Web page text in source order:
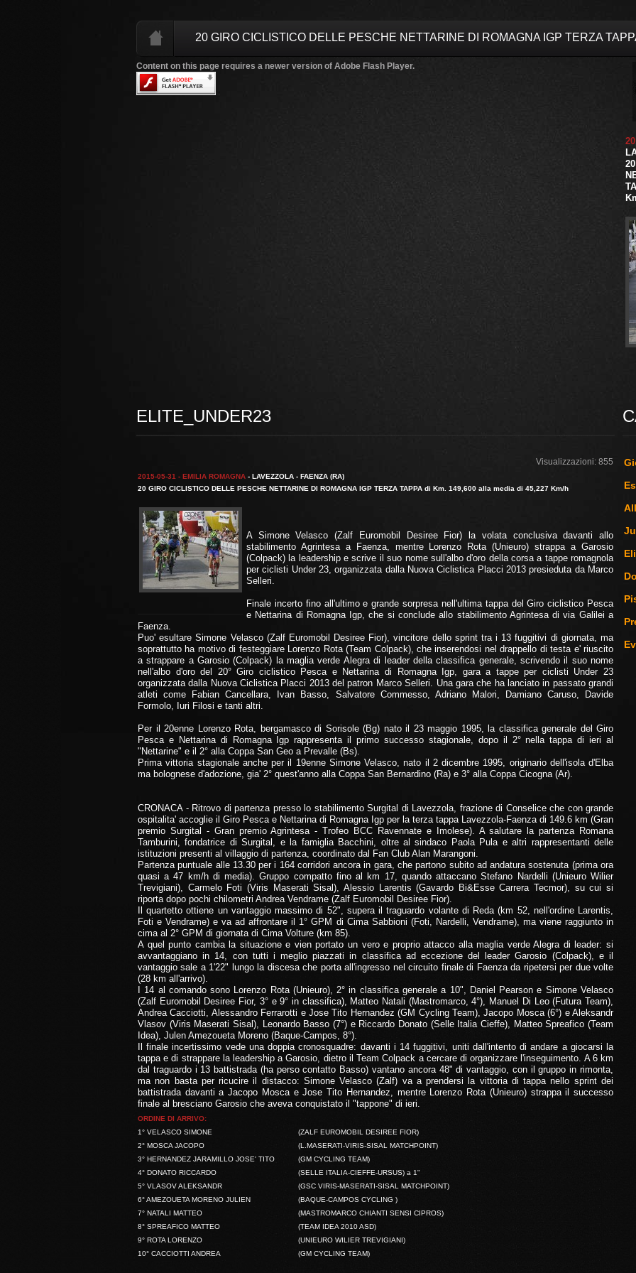
20 GIRO CICLISTICO DELLE PESCHE NETTARINE DI ROMAGNA IGP TERZA
Content on this page requires a newer version of Adobe Flash Player.
ELITE_UNDER23
Visualizzazioni: 855
2015-05-31 - EMILIA ROMAGNA - LAVEZZOLA - FAENZA (RA)
20 GIRO CICLISTICO DELLE PESCHE NETTARINE DI ROMAGNA IGP TERZA TAPPA di Km. 149,600 alla media di 45,227 Km/h
A Simone Velasco (Zalf Euromobil Desiree Fior) la volata conclusiva davanti allo
stabilimento Agrintesa a Faenza, mentre Lorenzo Rota (Unieuro) strappa a Garosio
(Colpack) la leadership e scrive il suo nome sull'albo d'oro della corsa a tappe romagnola
per ciclisti Under 23, organizzata dalla Nuova Ciclistica Placci 2013 presieduta da Marco
Selleri.
Finale incerto fino all'ultimo e grande sorpresa nell'ultima tappa del Giro ciclistico Pesca
e Nettarina di Romagna Igp, che si conclude allo stabilimento Agrintesa di via Galilei a
Faenza.
Puo' esultare Simone Velasco (Zalf Euromobil Desiree Fior), vincitore dello sprint tra i 13 fuggitivi di giornata, ma
soprattutto ha motivo di festeggiare Lorenzo Rota (Team Colpack), che inserendosi nel drappello di testa e' riuscito
a strappare a Garosio (Colpack) la maglia verde Alegra di leader della classifica generale, scrivendo il suo nome
nell'albo d'oro del 20° Giro ciclistico Pesca e Nettarina di Romagna Igp, gara a tappe per ciclisti Under 23
organizzata dalla Nuova Ciclistica Placci 2013 del patron Marco Selleri. Una gara che ha lanciato in passato grandi
atleti come Fabian Cancellara, Ivan Basso, Salvatore Commesso, Adriano Malori, Damiano Caruso, Davide
Formolo, Iuri Filosi e tanti altri.
Per il 20enne Lorenzo Rota, bergamasco di Sorisole (Bg) nato il 23 maggio 1995, la classifica generale del Giro
Pesca e Nettarina di Romagna Igp rappresenta il primo successo stagionale, dopo il 2° nella tappa di ieri al
"Nettarine" e il 2° alla Coppa San Geo a Prevalle (Bs).
Prima vittoria stagionale anche per il 19enne Simone Velasco, nato il 2 dicembre 1995, originario dell'isola d'Elba
ma bolognese d'adozione, gia' 2° quest'anno alla Coppa San Bernardino (Ra) e 3° alla Coppa Cicogna (Ar).
CRONACA - Ritrovo di partenza presso lo stabilimento Surgital di Lavezzola, frazione di Conselice che con grande
ospitalita' accoglie il Giro Pesca e Nettarina di Romagna Igp per la terza tappa Lavezzola-Faenza di 149.6 km (Gran
premio Surgital - Gran premio Agrintesa - Trofeo BCC Ravennate e Imolese). A salutare la partenza Romana
Tamburini, fondatrice di Surgital, e la famiglia Bacchini, oltre al sindaco Paola Pula e altri rappresentanti delle
istituzioni presenti al villaggio di partenza, coordinato dal Fan Club Alan Marangoni.
Partenza puntuale alle 13.30 per i 164 corridori ancora in gara, che partono subito ad andatura sostenuta (prima ora
quasi a 47 km/h di media). Gruppo compatto fino al km 17, quando attaccano Stefano Nardelli (Unieuro Wilier
Trevigiani), Carmelo Foti (Viris Maserati Sisal), Alessio Larentis (Gavardo Bi&Esse Carrera Tecmor), su cui si
riporta dopo pochi chilometri Andrea Vendrame (Zalf Euromobil Desiree Fior).
Il quartetto ottiene un vantaggio massimo di 52", supera il traguardo volante di Reda (km 52, nell'ordine Larentis,
Foti e Vendrame) e va ad affrontare il 1° GPM di Cima Sabbioni (Foti, Nardelli, Vendrame), ma viene raggiunto in
cima al 2° GPM di giornata di Cima Volture (km 85).
A quel punto cambia la situazione e vien portato un vero e proprio attacco alla maglia verde Alegra di leader: si
avvantaggiano in 14, con tutti i meglio piazzati in classifica ad eccezione del leader Garosio (Colpack), e il
vantaggio sale a 1'22" lungo la discesa che porta all'ingresso nel circuito finale di Faenza da ripetersi per due volte
(28 km all'arrivo).
I 14 al comando sono Lorenzo Rota (Unieuro), 2° in classifica generale a 10", Daniel Pearson e Simone Velasco
(Zalf Euromobil Desiree Fior, 3° e 9° in classifica), Matteo Natali (Mastromarco, 4°), Manuel Di Leo (Futura Team),
Andrea Cacciotti, Alessandro Ferrarotti e Jose Tito Hernandez (GM Cycling Team), Jacopo Mosca (6°) e Aleksandr
Vlasov (Viris Maserati Sisal), Leonardo Basso (7°) e Riccardo Donato (Selle Italia Cieffe), Matteo Spreafico (Team
Idea), Julen Amezoueta Moreno (Baque-Campos, 8°).
Il finale incertissimo vede una doppia cronosquadre: davanti i 14 fuggitivi, uniti dall'intento di andare a giocarsi la
tappa e di strappare la leadership a Garosio, dietro il Team Colpack a cercare di organizzare l'inseguimento. A 6 km
dal traguardo i 13 battistrada (ha perso contatto Basso) vantano ancora 48" di vantaggio, con il gruppo in rimonta,
ma non basta per ricucire il distacco: Simone Velasco (Zalf) va a prendersi la vittoria di tappa nello sprint dei
battistrada davanti a Jacopo Mosca e Jose Tito Hernandez, mentre Lorenzo Rota (Unieuro) strappa il successo
finale al bresciano Garosio che aveva conquistato il "tappone" di ieri.
ORDINE DI ARRIVO:
1° VELASCO SIMONE
(ZALF EUROMOBIL DESIREE FIOR)
2° MOSCA JACOPO
(L.MASERATI-VIRIS-SISAL MATCHPOINT)
3° HERNANDEZ JARAMILLO JOSE' TITO
(GM CYCLING TEAM)
4° DONATO RICCARDO
(SELLE ITALIA-CIEFFE-URSUS) a 1"
5° VLASOV ALEKSANDR
(GSC VIRIS-MASERATI-SISAL MATCHPOINT)
6° AMEZOUETA MORENO JULIEN
(BAQUE-CAMPOS CYCLING )
7° NATALI MATTEO
(MASTROMARCO CHIANTI SENSI CIPROS)
8° SPREAFICO MATTEO
(TEAM IDEA 2010 ASD)
9° ROTA LORENZO
(UNIEURO WILIER TREVIGIANI)
10° CACCIOTTI ANDREA
(GM CYCLING TEAM)